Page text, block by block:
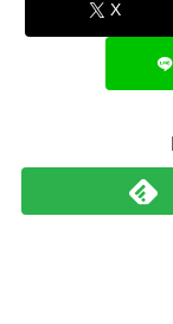
X